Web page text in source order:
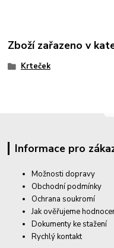
Zboží zařazeno v
Krteček
Informace pro
Možnosti dopravy
Obchodní podmínky
Ochrana soukromí
Jak ověřujeme
Dokumenty ke stažení
Rychlý kontakt